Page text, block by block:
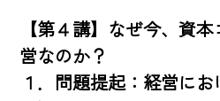
【第４講】なぜ今、資
営なのか？
１．問題提起：経営に